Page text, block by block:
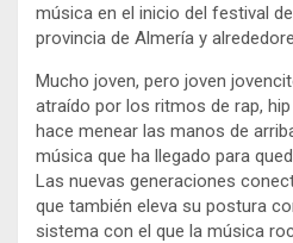
música en el inicio del festival
provincia de Almería y
Mucho joven, pero joven
atraído por los ritmos de rap,
hace menear las manos de
música que ha llegado para
Las nuevas generaciones
que también eleva su postura
sistema con el que la música